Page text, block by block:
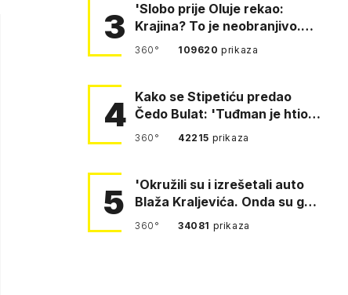
3
'Slobo prije Oluje rekao:
Krajina? To je neobranjivo.
Tuđmana zvao Krivousti'
360° 109620prikaza
4 Kako se Stipetiću predao
Čedo Bulat: 'Tuđman je htio
da se prerušim u ženu'
360° 42215 prikaza
5
'Okružili su i izrešetali auto
Blaža Kraljevića. Onda su ga
vukli po cesti'
360° 34081 prikaza